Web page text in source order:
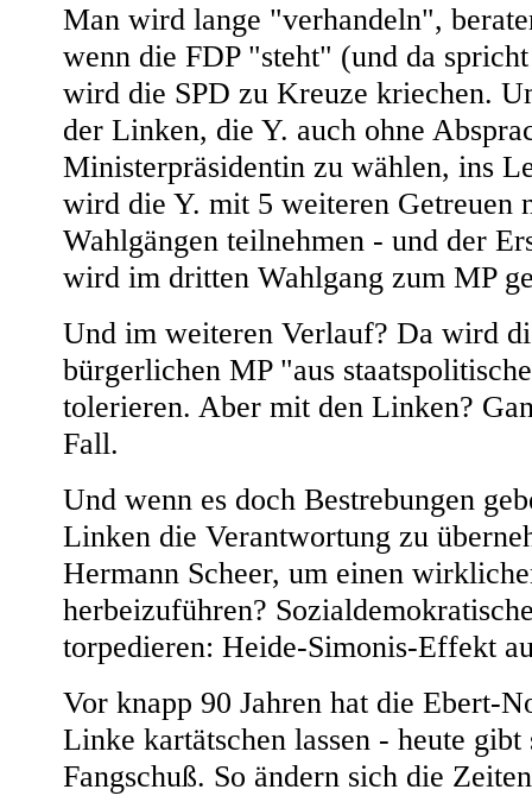
Man wird lange "verhandeln",
wenn die FDP "steht" (und da
wird die SPD zu Kreuze kriechen.
der Linken, die Y. auch ohne
Ministerpräsidentin zu wählen, ins
wird die Y. mit 5 weiteren Getreuen
Wahlgängen teilnehmen - und der
wird im dritten Wahlgang zum MP
Und im weiteren Verlauf? Da wird
bürgerlichen MP "aus
tolerieren. Aber mit den Linken?
Fall.
Und wenn es doch Bestrebungen
Linken die Verantwortung zu
Hermann Scheer, um einen
herbeizuführen?
torpedieren: Heide-Simonis-Effekt
Vor knapp 90 Jahren hat die Ebert-
Linke kartätschen lassen - heute gibt
Fangschuß. So ändern sich die